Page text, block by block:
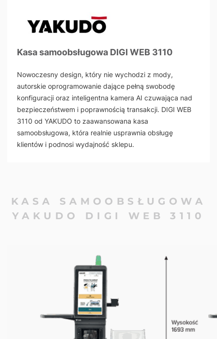
Kasa samoobsługowa DIGI WEB 3110
Nowoczesny design, który nie wychodzi z mody,
autorskie oprogramowanie dające pełną swobodę
konfiguracji oraz inteligentna kamera AI czuwająca nad
bezpieczeństwem i poprawnością transakcji. DIGI WEB
3110 od YAKUDO to zaawansowana kasa
samoobsługowa, która realnie usprawnia obsługę
klientów i podnosi wydajność sklepu.
KASA SAMOOBSŁUGOWA
YAKUDO DIGI WEB 3110